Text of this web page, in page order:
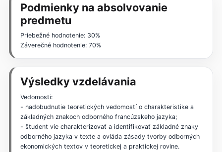
Podmienky na absolvovanie
predmetu
Priebežné hodnotenie: 30%
Záverečné hodnotenie: 70%
Výsledky vzdelávania
Vedomosti:
- nadobudnutie teoretických vedomostí o charakteristike a
základných znakoch odborného francúzskeho jazyka;
- študent vie charakterizovať a identifikovať základné znaky
odborného jazyka v texte a ovláda zásady tvorby odborných
ekonomických textov v teoretickej a praktickej rovine.